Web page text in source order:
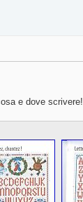
e dove scrivere!